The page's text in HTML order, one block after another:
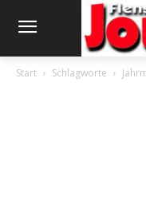
Start Schlagworte